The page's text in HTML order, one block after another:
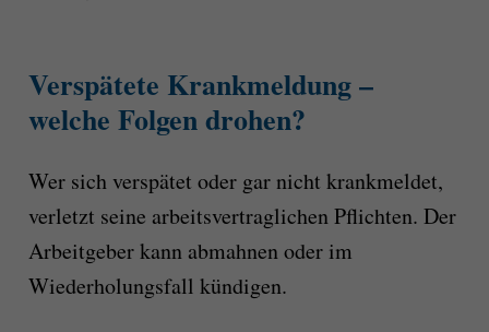
Verspätete Krankmeldung –
welche Folgen drohen?
Wer sich verspätet oder gar nicht krankmeldet,
verletzt seine arbeitsvertraglichen Pflichten. Der
Arbeitgeber kann abmahnen oder im
Wiederholungsfall kündigen.